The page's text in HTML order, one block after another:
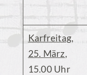
Karfreitag,
25. März,
15.00 Uhr